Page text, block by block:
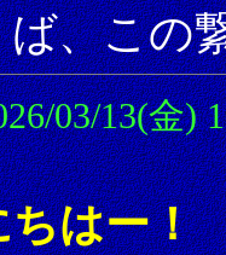
ば、この
03/13(金)
ちはー！